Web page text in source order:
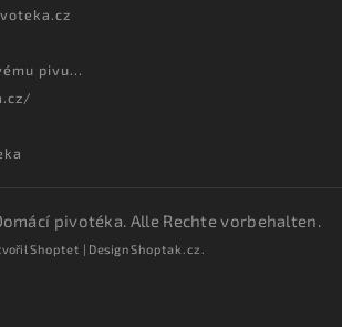
pivu...
pivotéka. Alle Rechte vorbehalten.
Shoptet | DesignShoptak.cz.